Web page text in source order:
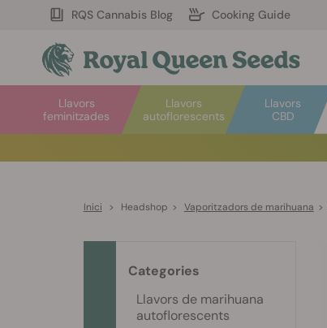
RQS Cannabis Blog Cooking Guide
Llavors
autoflorescents
Llavors
feminitzades
Llavors
CBD
Inici > Headshop > Vaporitzadors de marihuana >
Categories
Llavors de marihuana
autoflorescents